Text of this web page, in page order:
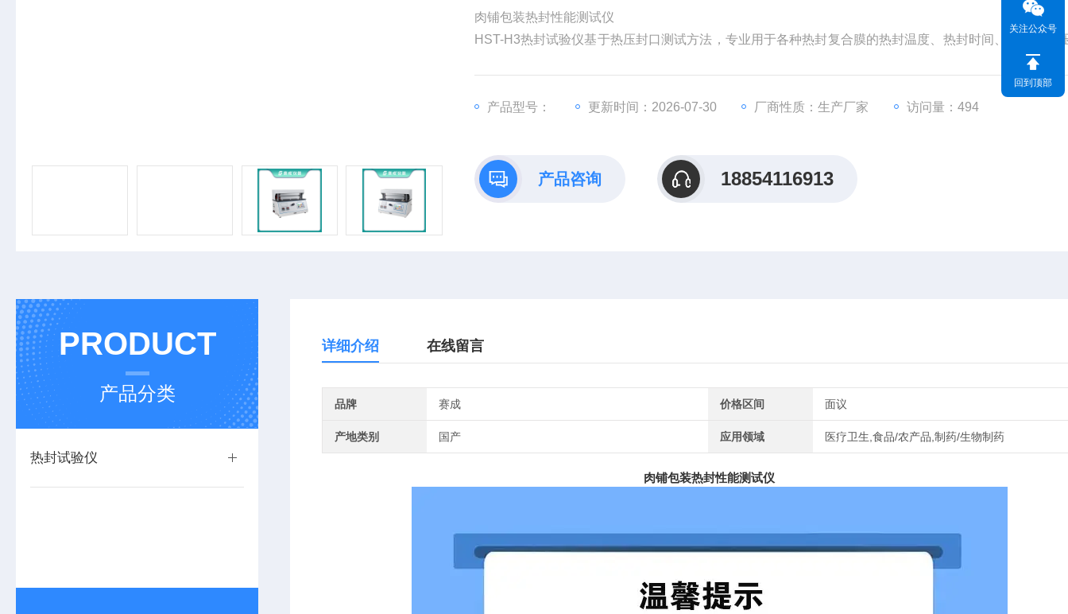
肉铺包装热封性能测试仪
HST-H3热封试验仪基于热压封口测试方法，专业用于各种热封复合膜的热封温度、热封时间、以及热封
产品型号： 更新时间：2026-07-30 厂商性质：生产厂家 访问量：494
产品咨询 18854116913
PRODUCT
产品分类
热封试验仪
详细介绍 在线留言
品牌 赛成 价格区间 面议
产地类别 国产 应用领域 医疗卫生,食品/农产品,制药/生物制药
肉铺包装热封性能测试仪
关注公众号
回到顶部